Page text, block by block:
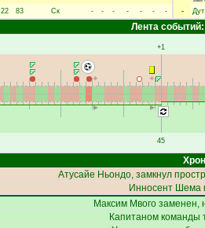
22 83 Ск - - - - - - -
-
Лента событий:
+1
45
Атусайе Ньондо, замкнул
Инносент Шема
Максим Мвого заменен,
Капитаном команды